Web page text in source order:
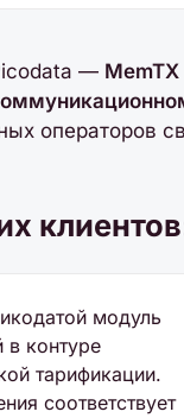
— MemTX
операторов
модуль
в контуре
тарификации.
соответствует